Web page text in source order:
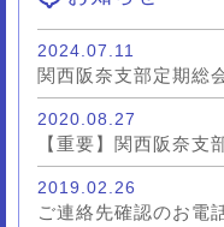
2024.07.11
関西阪奈支部定期総
2020.08.27
【重要】関西阪奈支
2019.02.26
ご連絡先確認のお電